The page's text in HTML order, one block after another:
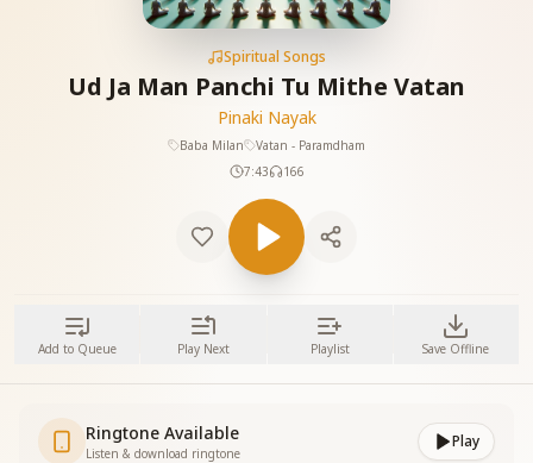
Spiritual Songs
Ud Ja Man Panchi Tu Mithe Vatan
Pinaki Nayak
Baba Milan
Vatan - Paramdham
7:43
166
Add to Queue Play Next Playlist Save Offline
Ringtone Available
Listen & download ringtone
Play